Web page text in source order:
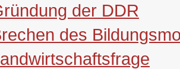
der DDR
des